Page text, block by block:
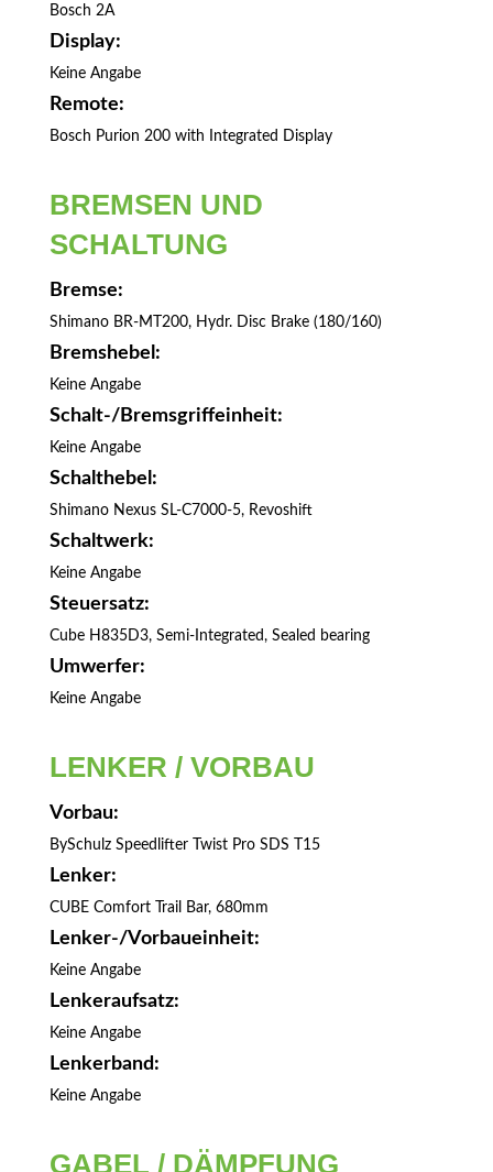
Bosch 2A
Display:
Keine Angabe
Remote:
Bosch Purion 200 with Integrated Display
BREMSEN UND
SCHALTUNG
Bremse:
Shimano BR-MT200, Hydr. Disc Brake (180/160)
Bremshebel:
Keine Angabe
Schalt-/Bremsgriffeinheit:
Keine Angabe
Schalthebel:
Shimano Nexus SL-C7000-5, Revoshift
Schaltwerk:
Keine Angabe
Steuersatz:
Cube H835D3, Semi-Integrated, Sealed bearing
Umwerfer:
Keine Angabe
LENKER / VORBAU
Vorbau:
BySchulz Speedlifter Twist Pro SDS T15
Lenker:
CUBE Comfort Trail Bar, 680mm
Lenker-/Vorbaueinheit:
Keine Angabe
Lenkeraufsatz:
Keine Angabe
Lenkerband:
Keine Angabe
GABEL / DÄMPFUNG